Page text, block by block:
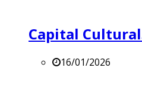
Capital
16/01/2026